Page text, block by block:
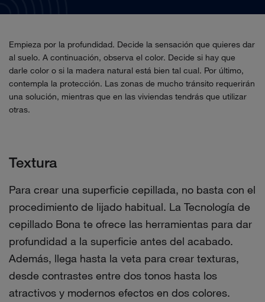
Empieza por la profundidad. Decide la sensación que quieres dar
al suelo. A continuación, observa el color. Decide si hay que
darle color o si la madera natural está bien tal cual. Por último,
contempla la protección. Las zonas de mucho tránsito requerirán
una solución, mientras que en las viviendas tendrás que utilizar
otras.
Textura
Para crear una superficie cepillada, no basta con el
procedimiento de lijado habitual. La Tecnología de
cepillado Bona te ofrece las herramientas para dar
profundidad a la superficie antes del acabado.
Además, llega hasta la veta para crear texturas,
desde contrastes entre dos tonos hasta los
atractivos y modernos efectos en dos colores.